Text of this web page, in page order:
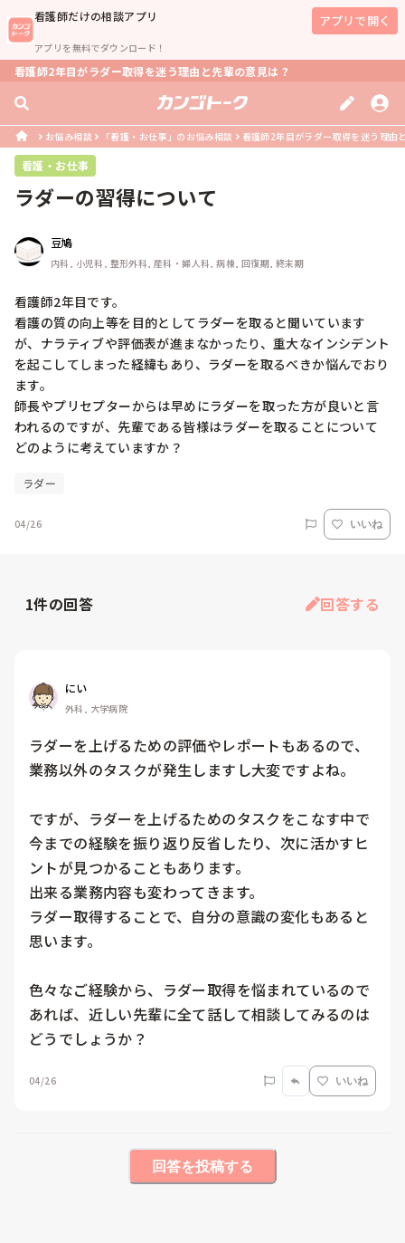
看護師だけの相談アプリ
アプリを無料でダウンロード！
アプリで開く
看護師2年目がラダー取得を迷う理由と先輩の意見は？
お悩み相談 「看護・お仕事」のお悩み相談 看護師2年目がラダー取得を迷う理由
看護・お仕事
ラダーの習得について
豆鳩
内科, 小児科, 整形外科, 産科・婦人科, 病棟, 回復期, 終末期
看護師2年目です。
看護の質の向上等を目的としてラダーを取ると聞いています
が、ナラティブや評価表が進まなかったり、重大なインシデント
を起こしてしまった経緯もあり、ラダーを取るべきか悩んでおり
ます。
師長やプリセプターからは早めにラダーを取った方が良いと言
われるのですが、先輩である皆様はラダーを取ることについて
どのように考えていますか？
ラダー
04/26 いいね
1件の回答 回答する
にい
外科, 大学病院
ラダーを上げるための評価やレポートもあるので、
業務以外のタスクが発生しますし大変ですよね。
ですが、ラダーを上げるためのタスクをこなす中で
今までの経験を振り返り反省したり、次に活かすヒ
ントが見つかることもあります。
出来る業務内容も変わってきます。
ラダー取得することで、自分の意識の変化もあると
思います。
色々なご経験から、ラダー取得を悩まれているので
あれば、近しい先輩に全て話して相談してみるのは
どうでしょうか？
04/26 いいね
回答を投稿する